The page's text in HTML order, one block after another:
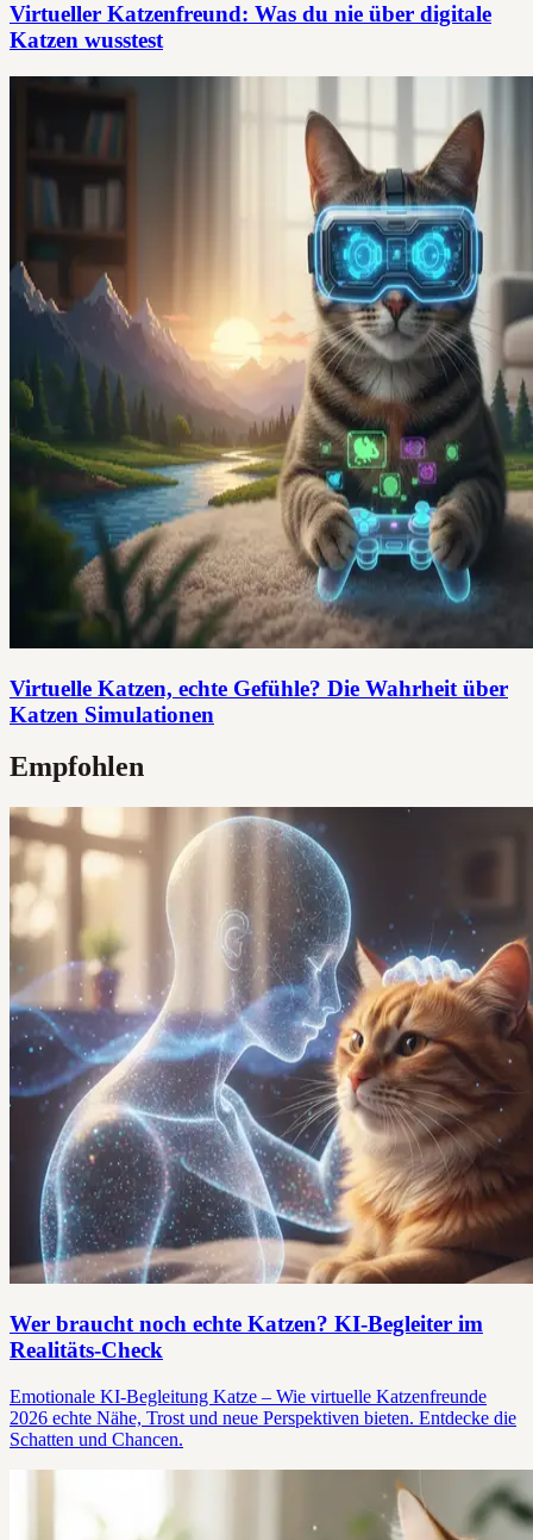
Virtueller Katzenfreund: Was du nie über digitale
Katzen wusstest
Virtuelle Katzen, echte Gefühle? Die Wahrheit über
Katzen Simulationen
Empfohlen
Wer braucht noch echte Katzen? KI-Begleiter im
Realitäts-Check
Emotionale KI-Begleitung Katze – Wie virtuelle Katzenfreunde
2026 echte Nähe, Trost und neue Perspektiven bieten. Entdecke die
Schatten und Chancen.